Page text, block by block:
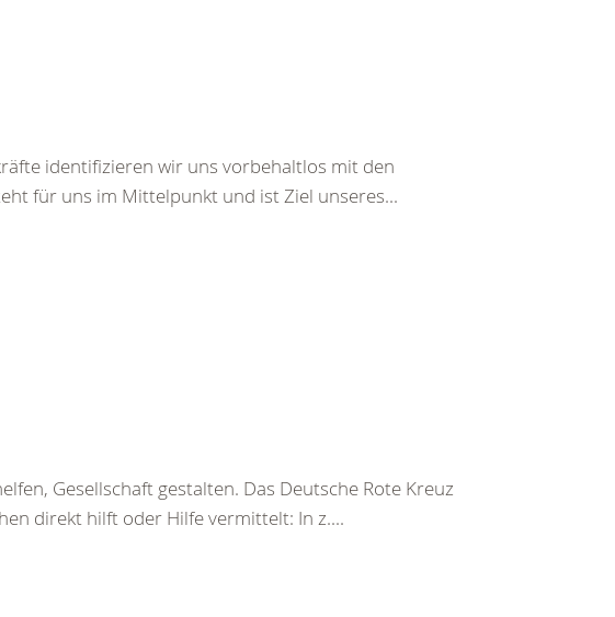
identifizieren wir uns vorbehaltlos mit den
für uns im Mittelpunkt und ist Ziel unseres...
Gesellschaft gestalten. Das Deutsche Rote Kreuz
direkt hilft oder Hilfe vermittelt: In z....